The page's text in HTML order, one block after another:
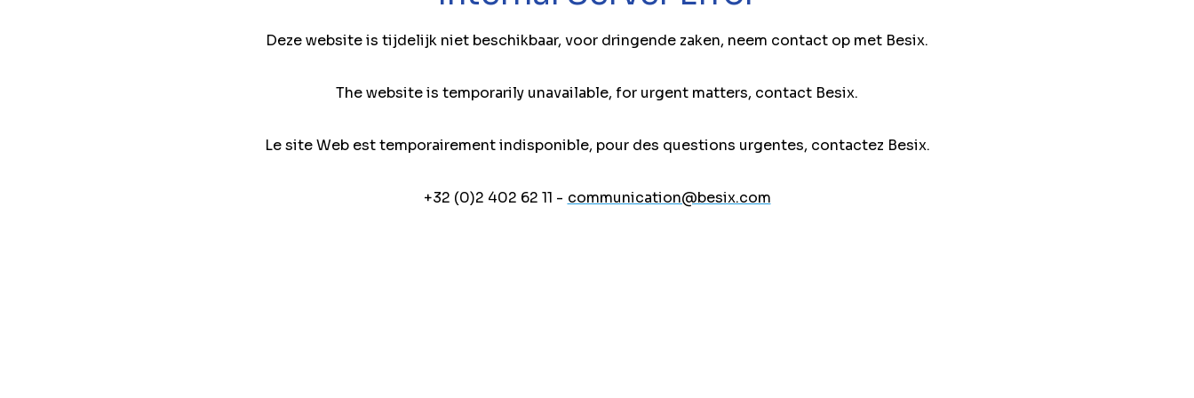
Deze website is tijdelijk niet beschikbaar, voor dringende zaken, neem contact op met Besix.
The website is temporarily unavailable, for urgent matters, contact Besix.
Le site Web est temporairement indisponible, pour des questions urgentes, contactez Besix.
+32 (0)2 402 62 11 - communication@besix.com